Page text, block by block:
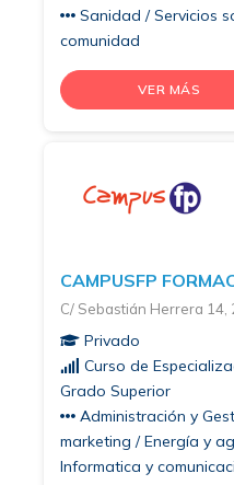
Sanidad / Servicios
comunidad
VER MÁS
CAMPUSFP
C/ Sebastián Herrera 14,
Privado
Curso de
Grado Superior
Administración y
marketing / Energía y
Informatica y